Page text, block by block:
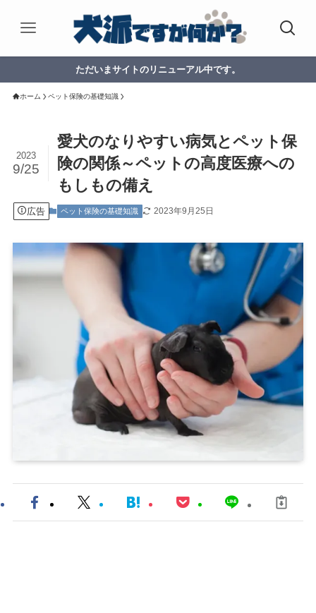
ただいまサイトのリニューアル中です。
ホーム ペット保険の基礎知識
愛犬のなりやすい病気とペット保
険の関係～ペットの高度医療への
もしもの備え
2023
9/25
広告 ペット保険の基礎知識 2023年9月25日